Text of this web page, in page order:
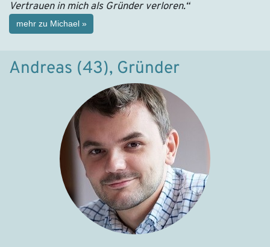
Vertrauen in mich als Gründer verloren.“
mehr zu Michael »
Andreas (43), Gründer